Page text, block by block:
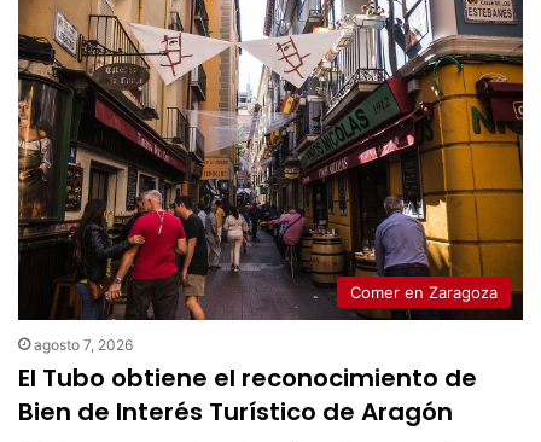
Comer en Zaragoza
agosto 7, 2026
El Tubo obtiene el reconocimiento de
Bien de Interés Turístico de Aragón